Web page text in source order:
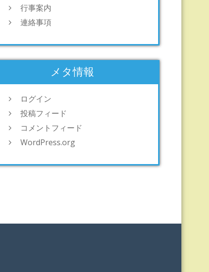
行事案内
連絡事項
メタ情報
ログイン
投稿フィード
コメントフィード
WordPress.org